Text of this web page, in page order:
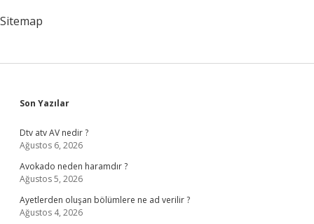
Sitemap
Sidebar
Son Yazılar
Dtv atv AV nedir ?
Ağustos 6, 2026
Avokado neden haramdır ?
Ağustos 5, 2026
Ayetlerden oluşan bölümlere ne ad verilir ?
Ağustos 4, 2026